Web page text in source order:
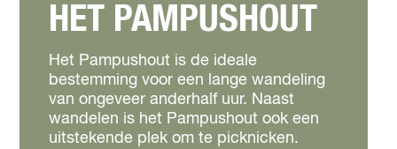
HET PAMPUSHOUT
Het Pampushout is de ideale
bestemming voor een lange wandeling
van ongeveer anderhalf uur. Naast
wandelen is het Pampushout ook een
uitstekende plek om te picknicken.